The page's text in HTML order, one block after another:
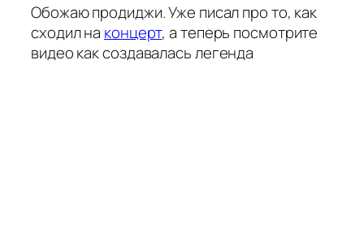
Обожаю продиджи. Уже писал про то, как
сходил на концерт, а теперь посмотрите
видеокак создавалась легенда